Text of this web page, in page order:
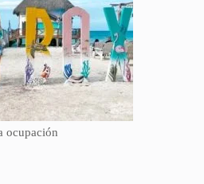
ocupación